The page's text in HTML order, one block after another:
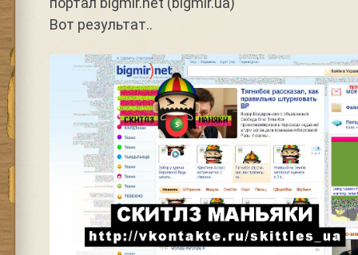
Вот результат..